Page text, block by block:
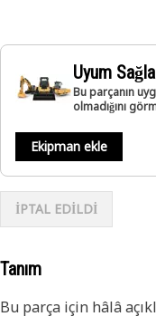
Uyum
Bu parçanın
olmadığını
Ekipman ekle
İPTAL EDİLDİ
Tanım
Bu parça için hâlâ